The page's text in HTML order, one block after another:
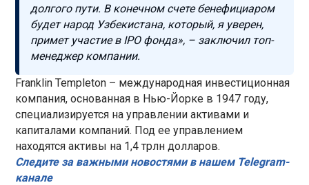
долгого пути. В конечном счете бенефициаром
будет народ Узбекистана, который, я уверен,
примет участие в IPO фонда», – заключил топ-
менеджер компании.
Franklin Templeton – международная инвестиционная
компания, основанная в Нью-Йорке в 1947 году,
специализируется на управлении активами и
капиталами компаний. Под ее управлением
находятся активы на 1,4 трлн долларов.
Следите за важными новостями в нашем Telegram-
канале